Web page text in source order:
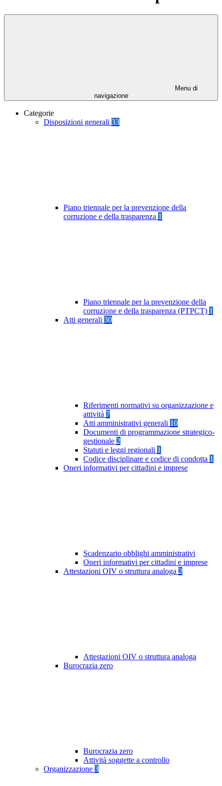
Menu di
navigazione
Categorie
Disposizioni generali 33
Piano triennale per la prevenzione della
corruzione e della trasparenza 1
Piano triennale per la prevenzione della
corruzione e della trasparenza (PTPCT) 1
Atti generali 30
Riferimenti normativi su organizzazione e
attività 7
Atti amministrativi generali 10
Documenti di programmazione strategico-
gestionale 2
Statuti e leggi regionali 1
Codice disciplinare e codice di condotta 1
Oneri informativi per cittadini e imprese
Scadenzario obblighi amministrativi
Oneri informativi per cittadini e imprese
Attestazioni OIV o struttura analoga 2
Attestazioni OIV o struttura analoga
Burocrazia zero
Burocrazia zero
Attività soggette a controllo
Organizzazione 3